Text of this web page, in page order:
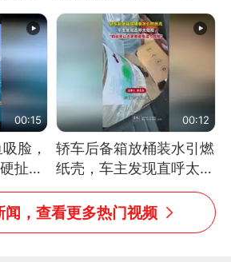
报警
可以不要把我遣返回国”
00:15
脸，
扯加
00:12
轿车后备箱放桶装水引燃
纸壳，车主发现直呼太危
险，“拍出来让大家都避
免这个危险”
闻，查看更多热门视频